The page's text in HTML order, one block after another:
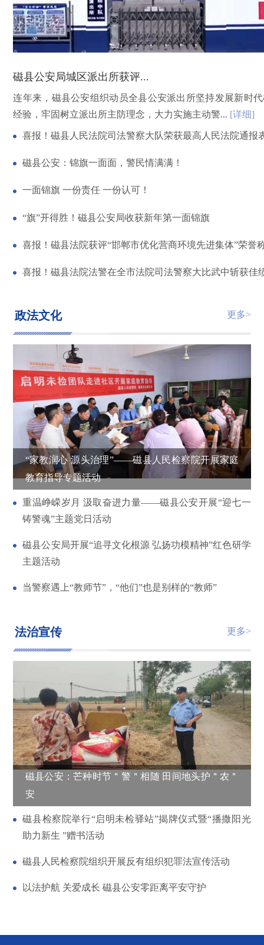
磁县公安局城区派出所获评...
连年来，磁县公安组织动员全县公安派出所坚持发展新时
经验，牢固树立派出所主防理念，大力实施主动警... [详细]
喜报！磁县人民法院司法警察大队荣获最高人民法院通报
磁县公安：锦旗一面面，警民情满满！
一面锦旗 一份责任 一份认可！
“旗”开得胜！磁县公安局收获新年第一面锦旗
喜报！磁县法院获评“邯郸市优化营商环境先进集体”荣誉
喜报！磁县法院法警在全市法院司法警察大比武中斩获佳
政法文化 更多>
“家教润心 源头治理”——磁县人民检察院开展家庭
教育指导专题活动
重温峥嵘岁月 汲取奋进力量——磁县公安开展“迎七一
铸警魂”主题党日活动
磁县公安局开展“追寻文化根源 弘扬功模精神”红色研学
主题活动
当警察遇上“教师节”，“他们”也是别样的“教师”
法治宣传 更多>
磁县公安：芒种时节＂警＂相随 田间地头护＂农＂
安
磁县检察院举行“启明未检驿站”揭牌仪式暨“播撒阳光
助力新生 ”赠书活动
磁县人民检察院组织开展反有组织犯罪法宣传活动
以法护航 关爱成长 磁县公安零距离平安守护